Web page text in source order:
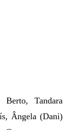
Berto, Tandara
Ângela (Dani)